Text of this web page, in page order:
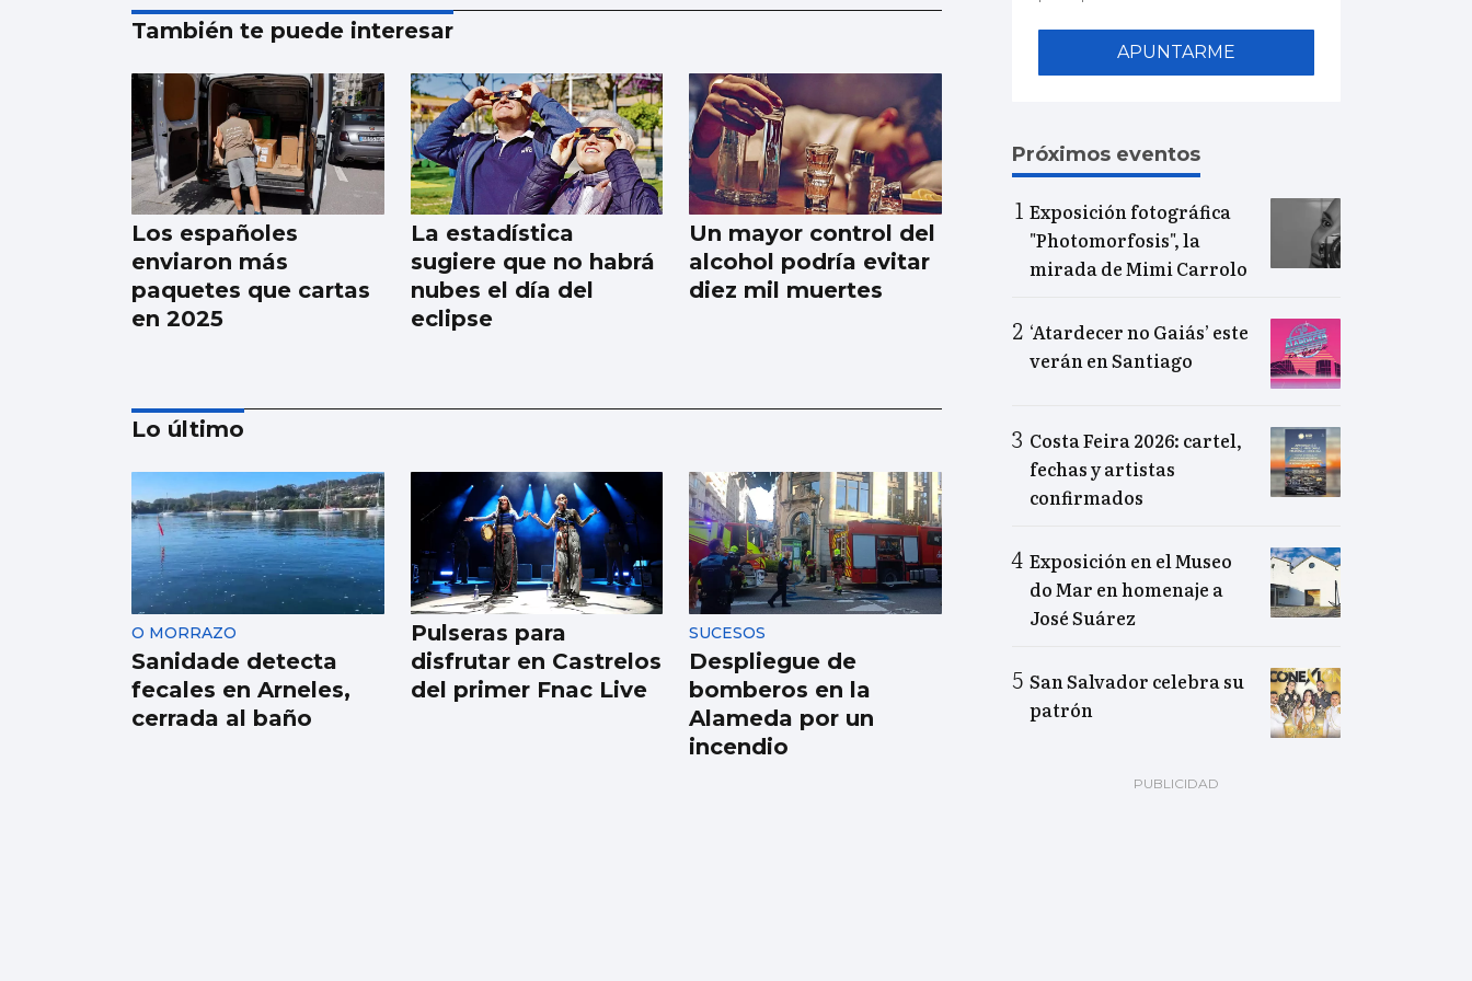
También te puede interesar
Los españoles
enviaron más
paquetes que cartas
en 2025
La estadística
sugiere que no habrá
nubes el día del
eclipse
Un mayor control del
alcohol podría evitar
diez mil muertes
El Vaticano cerró el
año 2025 con un
patrimonio neto de
2.686 millones
Lo último
O MORRAZO
Sanidade detecta
fecales en Arneles,
cerrada al baño
Pulseras para
disfrutar en Castrelos
del primer Fnac Live
SUCESOS
Despliegue de
bomberos en la
Alameda por un
incendio
APUNTARME
Próximos eventos
Exposición fotográfica
"Photomorfosis", la
mirada de Mimi Carrolo
‘Atardecer no Gaiás’ este
verán en Santiago
Costa Feira 2026: cartel,
fechas y artistas
confirmados
Exposición en el Museo
do Mar en homenaje a
José Suárez
San Salvador celebra su
patrón